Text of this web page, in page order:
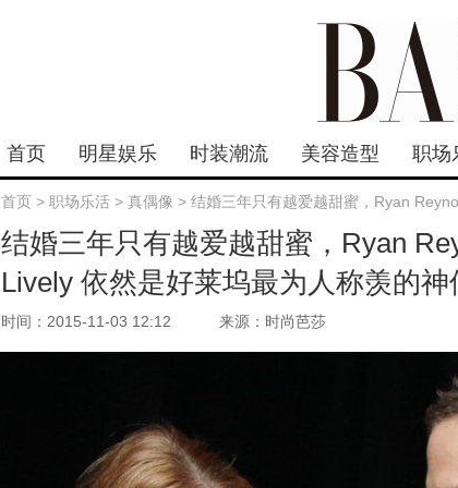
首页 明星娱乐 时装潮流 美容造型 职场
首页 > 职场乐活 > 真偶像 > 结婚三年只有越爱越甜蜜，Ryan
结婚三年只有越爱越甜蜜，Ryan
Lively 依然是好莱坞最为人称羡的神
时间：2015-11-03 12:12 来源：时尚芭莎